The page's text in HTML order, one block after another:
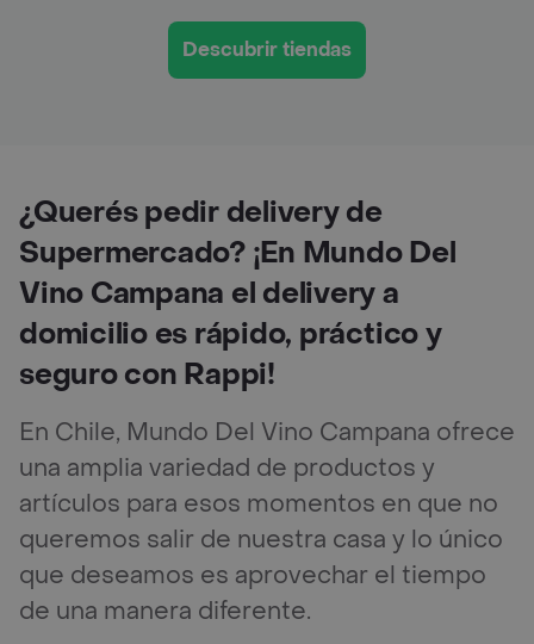
Descubrir tiendas
¿Querés pedir delivery de
Supermercado? ¡En Mundo Del
Vino Campana el delivery a
domicilio es rápido, práctico y
seguro con Rappi!
En Chile, Mundo Del Vino Campana ofrece
una amplia variedad de productos y
artículos para esos momentos en que no
queremos salir de nuestra casa y lo único
que deseamos es aprovechar el tiempo
de una manera diferente.